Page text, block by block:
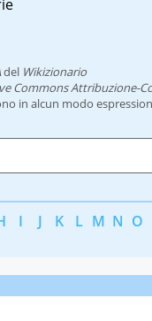
del Wikizionario
Commons Attribuzione-
in alcun modo
I J K L M N O